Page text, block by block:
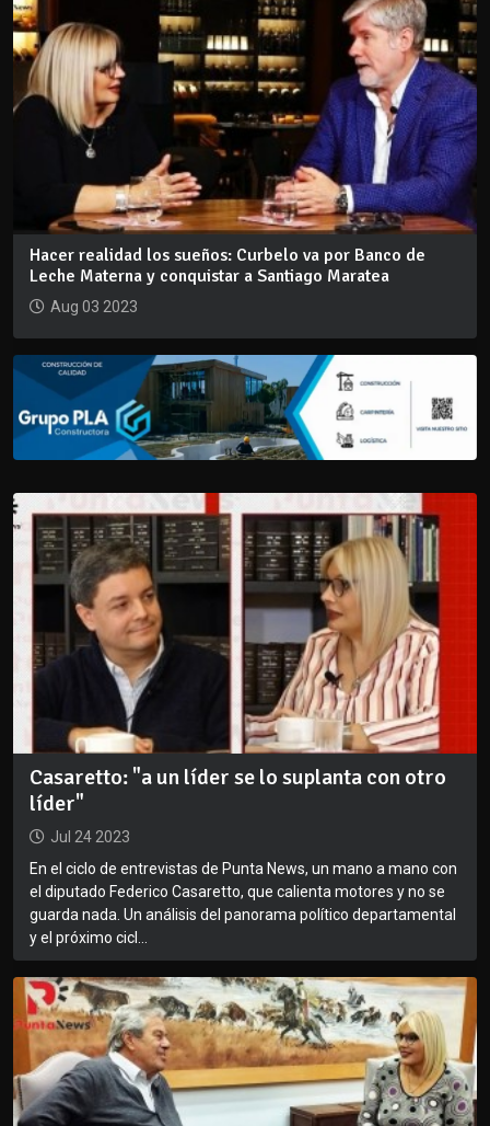
Hacer realidad los sueños: Curbelo va por Banco de
Leche Materna y conquistar a Santiago Maratea
Aug 03 2023
Casaretto: "a un líder se lo suplanta con otro
líder"
Jul 24 2023
En el ciclo de entrevistas de Punta News, un mano a mano con
el diputado Federico Casaretto, que calienta motores y no se
guarda nada. Un análisis del panorama político departamental
y el próximo cicl...